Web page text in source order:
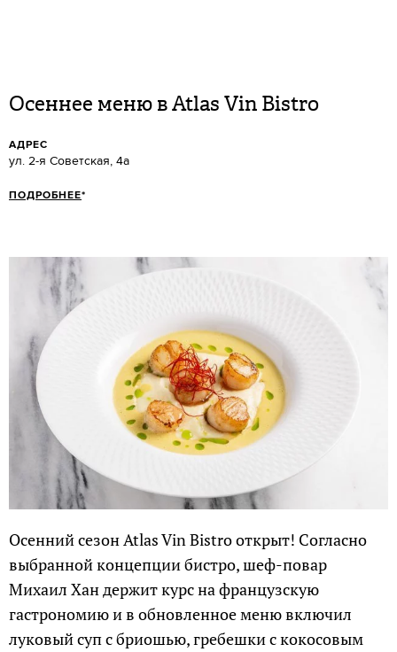
Осеннее меню в Atlas Vin Bistro
АДРЕС
ул. 2-я Советская, 4а
ПОДРОБНЕЕ*
Осенний сезон Atlas Vin Bistro открыт! Согласно
выбранной концепции бистро, шеф-повар
Михаил Хан держит курс на французскую
гастрономию и в обновленное меню включил
луковый суп с бриошью, гребешки с кокосовым